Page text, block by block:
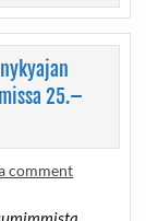
25.–
comment